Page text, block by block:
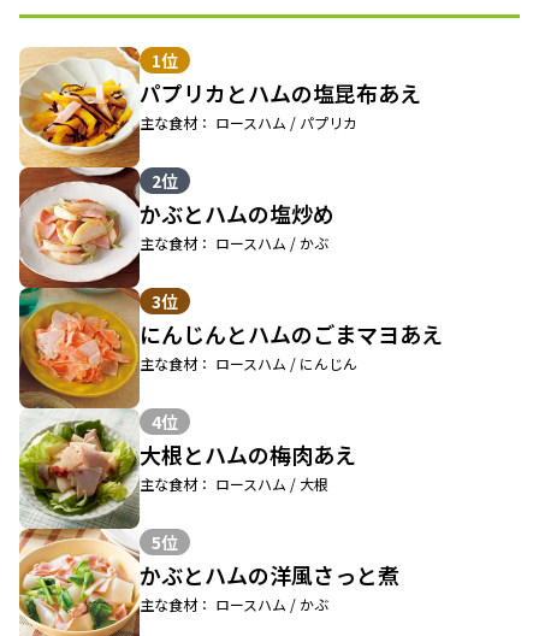
1位
パプリカとハムの塩昆布あえ
主な食材： ロースハム / パプリカ
2位
かぶとハムの塩炒め
主な食材： ロースハム / かぶ
3位
にんじんとハムのごまマヨあえ
主な食材： ロースハム / にんじん
4位
大根とハムの梅肉あえ
主な食材： ロースハム / 大根
5位
かぶとハムの洋風さっと煮
主な食材： ロースハム / かぶ